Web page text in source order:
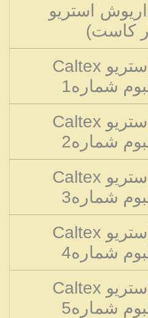
استریو
لیلا فروهر استریو Caltex
شماره1
لیلا فروهر استریو Caltex
شماره2
لیلا فروهر استریو Caltex
شماره3
لیلا فروهر استریو Caltex
شماره4
لیلا فروهر استریو Caltex
شماره5